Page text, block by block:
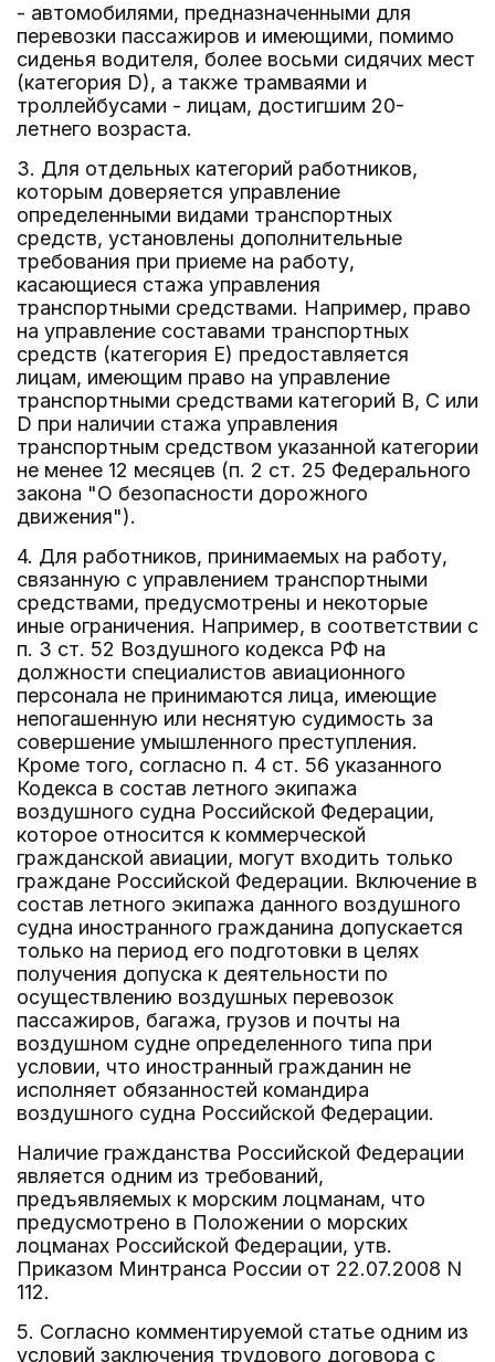
- автомобилями, предназначенными для
перевозки пассажиров и имеющими, помимо
сиденья водителя, более восьми сидячих мест
(категория D), а также трамваями и
троллейбусами - лицам, достигшим 20-
летнего возраста.
3. Для отдельных категорий работников,
которым доверяется управление
определенными видами транспортных
средств, установлены дополнительные
требования при приеме на работу,
касающиеся стажа управления
транспортными средствами. Например, право
на управление составами транспортных
средств (категория E) предоставляется
лицам, имеющим право на управление
транспортными средствами категорий B, C или
D при наличии стажа управления
транспортным средством указанной категории
не менее 12 месяцев (п. 2 ст. 25 Федерального
закона "О безопасности дорожного
движения").
4. Для работников, принимаемых на работу,
связанную с управлением транспортными
средствами, предусмотрены и некоторые
иные ограничения. Например, в соответствии с
п. 3 ст. 52 Воздушного кодекса РФ на
должности специалистов авиационного
персонала не принимаются лица, имеющие
непогашенную или неснятую судимость за
совершение умышленного преступления.
Кроме того, согласно п. 4 ст. 56 указанного
Кодекса в состав летного экипажа
воздушного судна Российской Федерации,
которое относится к коммерческой
гражданской авиации, могут входить только
граждане Российской Федерации. Включение в
состав летного экипажа данного воздушного
судна иностранного гражданина допускается
только на период его подготовки в целях
получения допуска к деятельности по
осуществлению воздушных перевозок
пассажиров, багажа, грузов и почты на
воздушном судне определенного типа при
условии, что иностранный гражданин не
исполняет обязанностей командира
воздушного судна Российской Федерации.
Наличие гражданства Российской Федерации
является одним из требований,
предъявляемых к морским лоцманам, что
предусмотрено в Положении о морских
лоцманах Российской Федерации, утв.
Приказом Минтранса России от 22.07.2008 N
112.
5. Согласно комментируемой статье одним из
условий заключения трудового договора с